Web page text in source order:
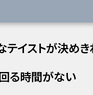
テイストが決め
る時間がない